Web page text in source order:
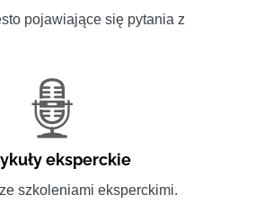
pojawiające się pytania z
eksperckie
szkoleniami eksperckimi.